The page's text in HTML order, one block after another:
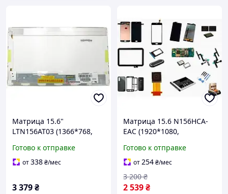
Матрица 15.6"
LTN156AT03 (1366*768,
Матова) без кріплень
Готово к отправке
от338₴/мес
3 379₴
Матрица 15.6 N156HCA-
EAC (1920*1080,
IPS, цветопередача:
16.7M, 45% NTSC), LED,
SLIM(без планок и
Готово к отправке
от254₴/мес
2 539₴
3 200 ₴